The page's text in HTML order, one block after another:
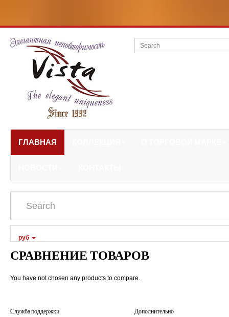
ГЛАВНАЯ
руб
СРАВНЕНИЕ ТОВАРОВ
You have not chosen any products to compare.
Служба поддержки Дополнительно